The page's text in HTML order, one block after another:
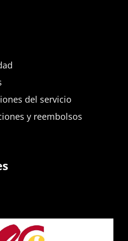
del servicio
y reembolsos